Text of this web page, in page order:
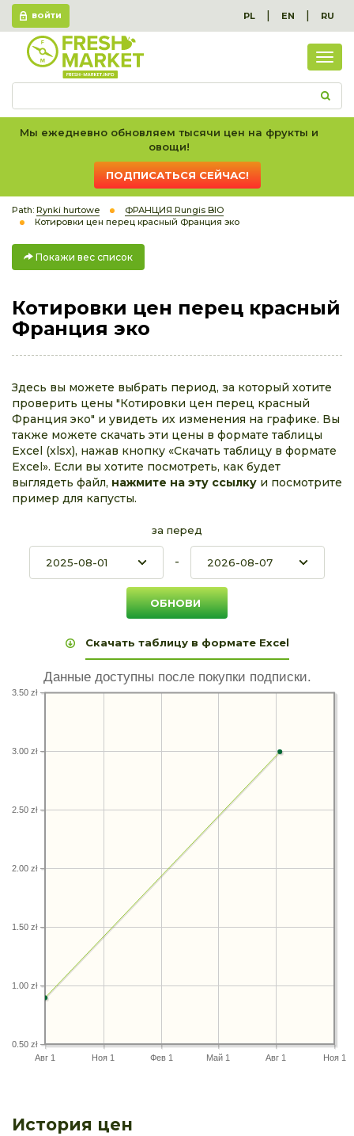
ВОЙТИ PL | EN | RU
вес
Мы ежедневно обновляем тысячи цен на фрукты и
овощи!
ПОДПИСАТЬСЯ СЕЙЧАС!
Path: Rynki hurtowe
ФРАНЦИЯ Rungis BIO
Котировки цен перец красный Франция эко
Покажи вес список
Котировки цен перец красный
Франция эко
Здесь вы можете выбрать период, за который хотите
проверить цены "Котировки цен перец красный
Франция эко" и увидеть их изменения на графике. Вы
также можете скачать эти цены в формате таблицы
Excel (xlsx), нажав кнопку «Скачать таблицу в формате
Excel». Если вы хотите посмотреть, как будет
выглядеть файл, нажмите на эту ссылку и посмотрите
пример для капусты.
за перед
-
Скачать таблицу в формате Excel
Данные доступны после покупки подписки.
Авг 1 Ноя 1 Фев 1 Май 1 Авг 1 Ноя 1
0.50 zł
1.00 zł
1.50 zł
2.00 zł
2.50 zł
3.00 zł
3.50 zł
История цен